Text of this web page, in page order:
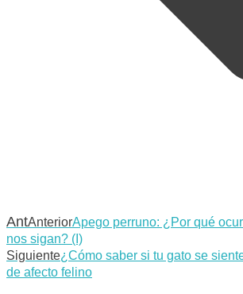
AntAnteriorApego perruno: ¿Por qué
nos sigan? (I)
Siguiente¿Cómo saber si tu gato se
de afecto felino